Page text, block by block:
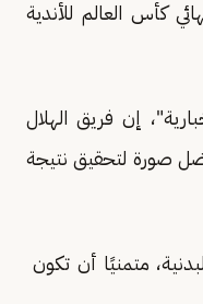
كأس العالم للأندية
إن فريق الهلال
صورة لتحقيق نتيجة
متمنيًا أن تكون